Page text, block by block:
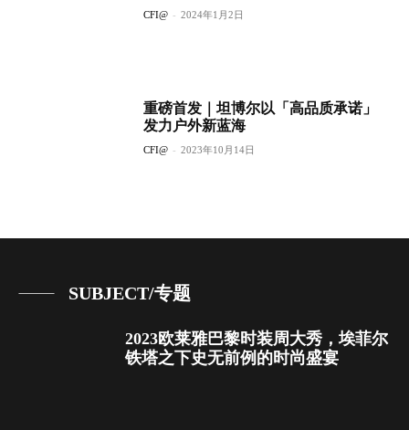
CFI@ - 2024年1月2日
重磅首发｜坦博尔以「高品质承诺」
发力户外新蓝海
CFI@ - 2023年10月14日
SUBJECT/专题
2023欧莱雅巴黎时装周大秀，埃菲尔
铁塔之下史无前例的时尚盛宴